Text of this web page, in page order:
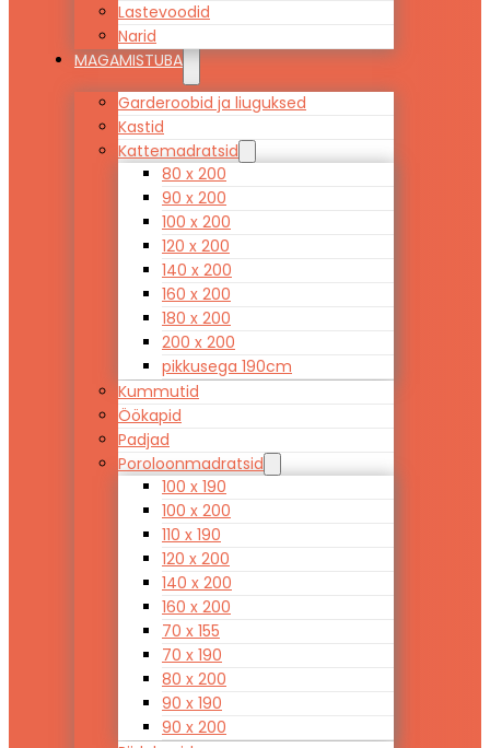
Lastevoodid
Narid
MAGAMISTUBA
Garderoobid ja liuguksed
Kastid
Kattemadratsid
80 x 200
90 x 200
100 x 200
120 x 200
140 x 200
160 x 200
180 x 200
200 x 200
pikkusega 190cm
Kummutid
Öökapid
Padjad
Poroloonmadratsid
100 x 190
100 x 200
110 x 190
120 x 200
140 x 200
160 x 200
70 x 155
70 x 190
80 x 200
90 x 190
90 x 200